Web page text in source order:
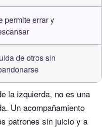
permite errar y
de otros sin
la izquierda, no es una
Un acompañamiento
patrones sin juicio y a